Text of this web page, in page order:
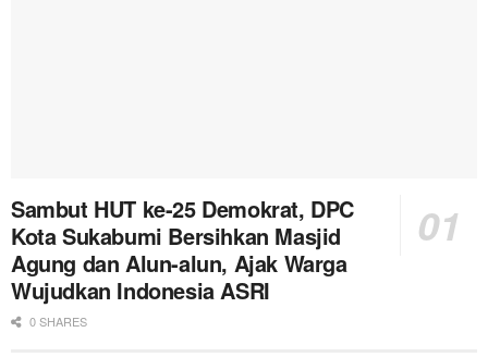
Sambut HUT ke-25 Demokrat, DPC
Kota Sukabumi Bersihkan Masjid
Agung dan Alun-alun, Ajak Warga
Wujudkan Indonesia ASRI
0 SHARES